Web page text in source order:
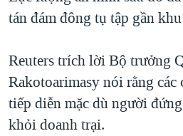
tán đám đông tụ tập gần
Reuters trích lời Bộ trưởng
Rakotoarimasy nói rằng các
tiếp diễn mặc dù người
khỏi doanh trại.